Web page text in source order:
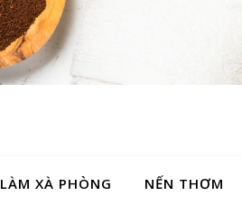
LÀM XÀ PHÒNG NẾN THƠM